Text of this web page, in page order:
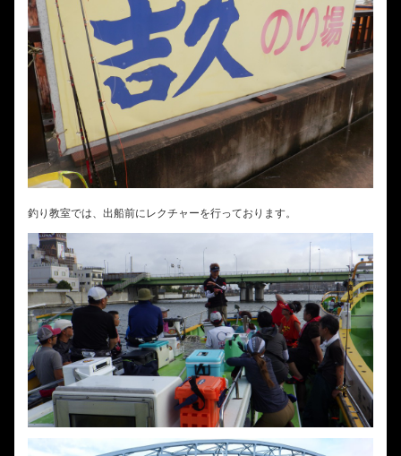
釣り教室では、出船前にレクチャーを行っております。